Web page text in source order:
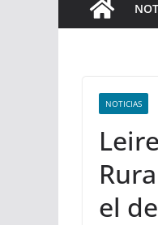
NOTICIAS
el